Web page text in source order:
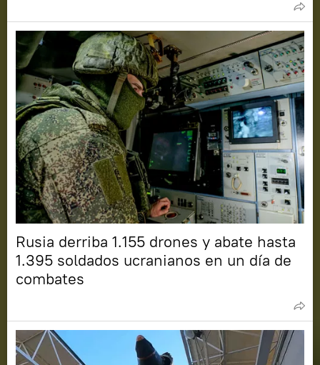
Rusia derriba 1.155 drones y abate hasta
1.395 soldados ucranianos en un día de
combates